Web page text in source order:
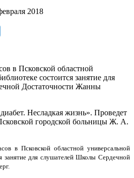
2018
в Псковской областной
состоится занятие для
Достаточности Жанны
Несладкая жизнь». Проведет
городской больницы Ж. А.
в Псковской областной универсальной
занятие для слушателей Школы Сердечной